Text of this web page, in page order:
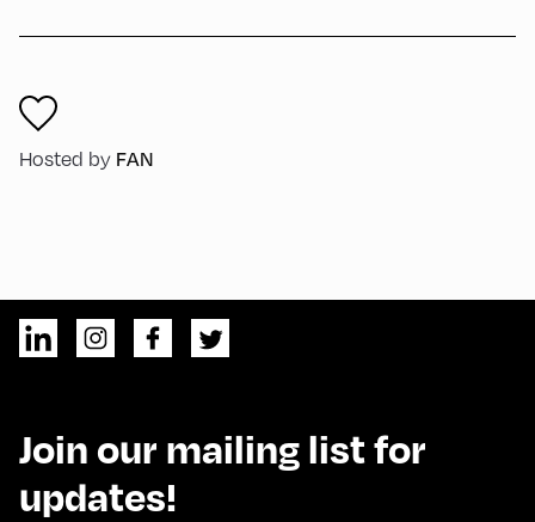
Hosted by FAN
Join our mailing list for
updates!